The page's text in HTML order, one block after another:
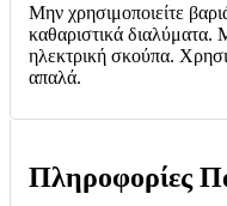
Μην χρησιμοποιείτε
καθαριστικά διαλύματα.
ηλεκτρική σκούπα.
απαλά.
Πληροφορίες